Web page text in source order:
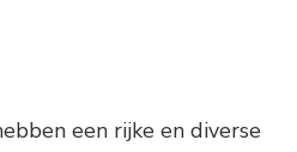
een rijke en diverse